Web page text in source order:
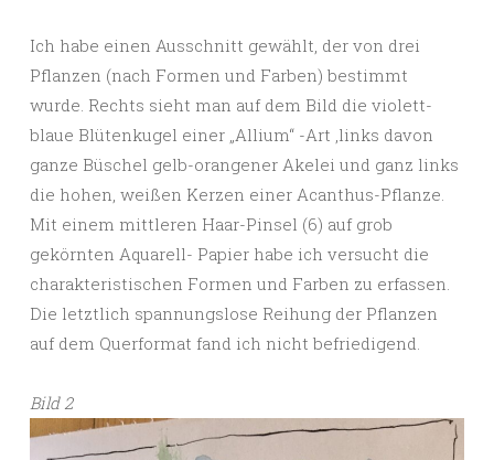
Ich habe einen Ausschnitt gewählt, der von drei
Pflanzen (nach Formen und Farben) bestimmt
wurde. Rechts sieht man auf dem Bild die violett-
blaue Blütenkugel einer „Allium“ -Art ,links davon
ganze Büschel gelb-orangener Akelei und ganz links
die hohen, weißen Kerzen einer Acanthus-Pflanze.
Mit einem mittleren Haar-Pinsel (6) auf grob
gekörnten Aquarell- Papier habe ich versucht die
charakteristischen Formen und Farben zu erfassen.
Die letztlich spannungslose Reihung der Pflanzen
auf dem Querformat fand ich nicht befriedigend.
Bild 2